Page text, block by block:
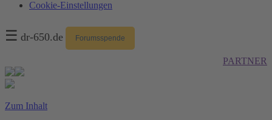
Cookie-Einstellungen
☰ dr-650.de Forumsspende
PARTNER
Zum Inhalt